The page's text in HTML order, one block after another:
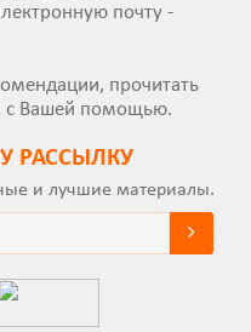
почту -
прочитать
с Вашей помощью.
РАССЫЛКУ
и лучшие материалы.